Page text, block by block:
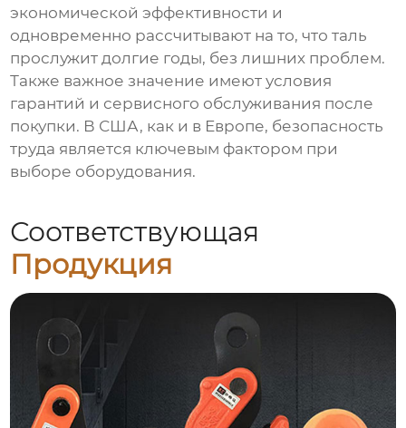
экономической эффективности и
одновременно рассчитывают на то, что таль
прослужит долгие годы, без лишних проблем.
Также важное значение имеют условия
гарантий и сервисного обслуживания после
покупки. В США, как и в Европе, безопасность
труда является ключевым фактором при
выборе оборудования.
Соответствующая
Продукция